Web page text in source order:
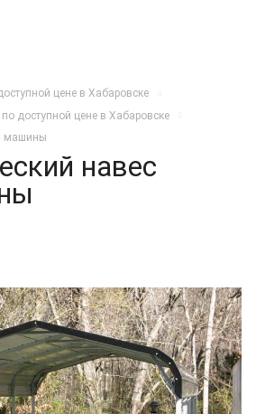
цене в Хабаровске
доступной цене в Хабаровске
машины
навес